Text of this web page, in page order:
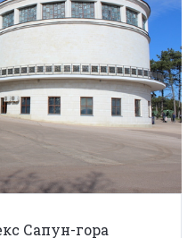
Сапун-гора